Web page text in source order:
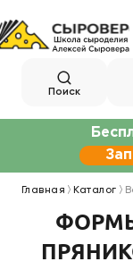
Поиск
Главная Каталог